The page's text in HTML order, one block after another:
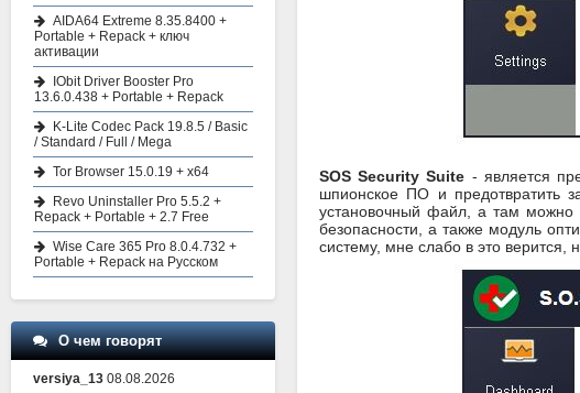
SOS Security Suite - является
шпионское ПО и предотвратить
установочный файл, а там можно
безопасности, а также модуль
систему, мне слабо в это
AIDA64 Extreme 8.35.8400 +
Portable + Repack + ключ
активации
IObit Driver Booster Pro
13.6.0.438 + Portable + Repack
K-Lite Codec Pack 19.8.5 / Basic
/ Standard / Full / Mega
Tor Browser 15.0.19 + x64
Revo Uninstaller Pro 5.5.2 +
Repack + Portable + 2.7 Free
Wise Care 365 Pro 8.0.4.732 +
Portable + Repack на Русском
О чем говорят
versiya_13 08.08.2026